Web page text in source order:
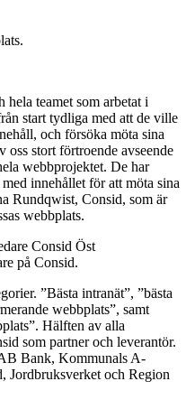
hela teamet som arbetat i
start tydliga med att de ville
och försöka möta sina
oss stort förtroende avseende
webbprojektet. De har
innehållet för att möta sina
Rundqwist, Consid, som är
webbplats.
på Consid.
”Bästa intranät”, ”bästa
webbplats”, samt
Hälften av alla
som partner och leverantör.
Bank, Kommunals A-
Jordbruksverket och Region